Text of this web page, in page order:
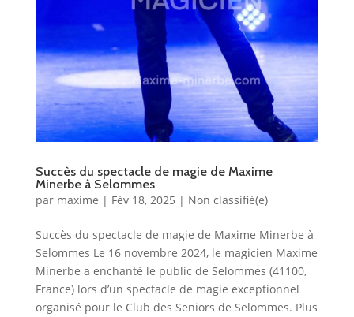
Succès du spectacle de magie de Maxime
Minerbe à Selommes
par maxime | Fév 18, 2025 | Non classifié(e)
Succès du spectacle de magie de Maxime Minerbe à
Selommes Le 16 novembre 2024, le magicien Maxime
Minerbe a enchanté le public de Selommes (41100,
France) lors d’un spectacle de magie exceptionnel
organisé pour le Club des Seniors de Selommes. Plus